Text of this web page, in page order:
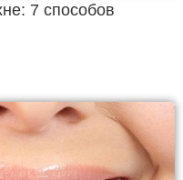
7 способов